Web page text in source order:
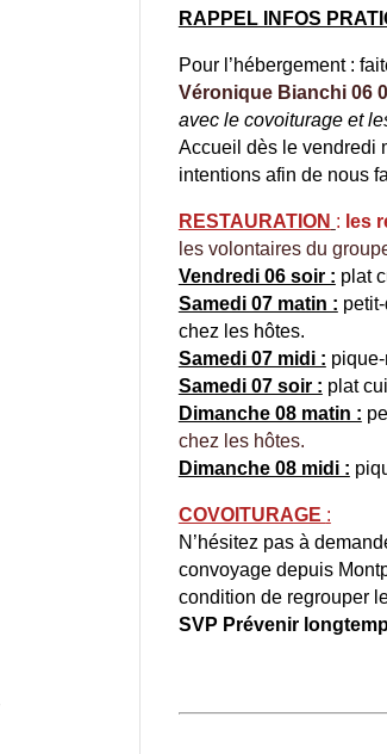
RAPPEL INFOS
Pour l’hébergement :
Véronique Bianchi 06
avec le covoiturage et
Accueil dès le vendredi
intentions afin de nous
RESTAURATION : les
les volontaires du
Vendredi 06 soir : plat
Samedi 07 matin :
chez les hôtes.
Samedi 07 midi :
Samedi 07 soir : plat
Dimanche 08 matin :
chez les hôtes.
Dimanche 08 midi :
COVOITURAGE :
N’hésitez pas à
convoyage depuis
condition de regrouper
SVP Prévenir